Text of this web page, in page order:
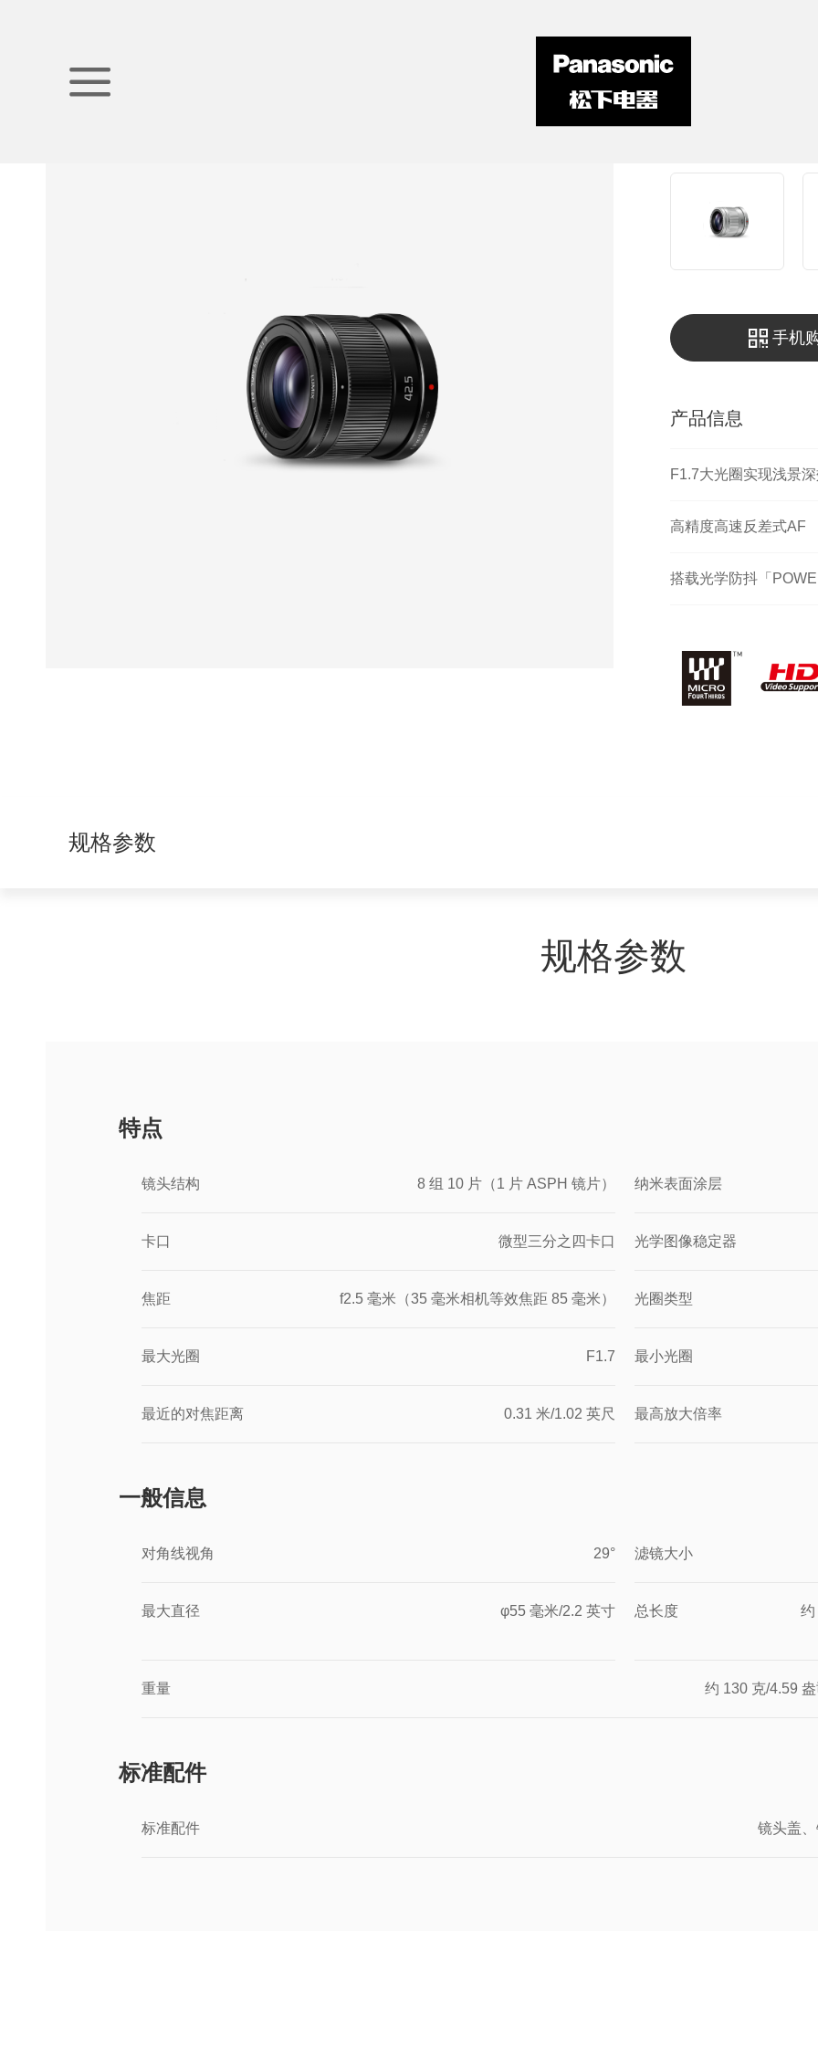
F1.7大光圈
手机
产品信息
F1.7大光圈实现浅景
高精度高速反差式AF
搭载光学防抖「
规格参数
规格参数
特点
镜头结构 8 组 10 片（1 片 ASPH 镜片） 纳米表面涂层
卡口 微型三分之四卡口 光学图像稳定器
焦距 f2.5 毫米（35 毫米相机等效焦距 85 毫米） 光圈类型
最大光圈 F1.7 最小光圈
最近的对焦距离 0.31 米/1.02 英尺 最高放大倍率
一般信息
对角线视角 29° 滤镜大小
最大直径 φ55 毫米/2.2 英寸 总长度 约
重量 约 130 克/4.59
标准配件
标准配件 镜头盖